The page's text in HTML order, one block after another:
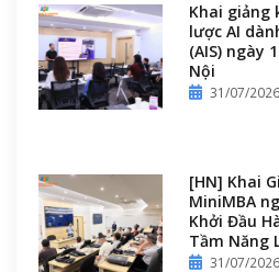
Khai giảng
lược AI
(AIS) ngày
Nội
31/07/2026
[HN] Khai
MiniMBA
Khởi Đầu
Tầm Năng
31/07/2026